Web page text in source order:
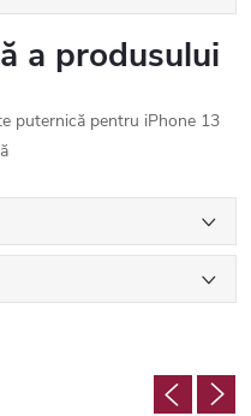
a produsului
puternică pentru iPhone 13